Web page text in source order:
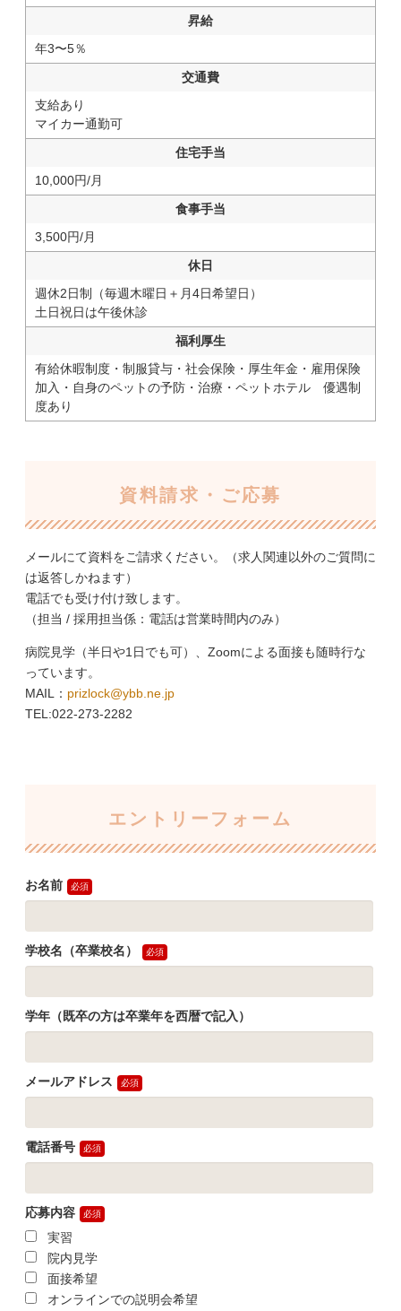
昇給
年3〜5％
交通費
支給あり
マイカー通勤可
住宅手当
10,000円/月
食事手当
3,500円/月
休日
週休2日制（毎週木曜日＋月4日希望日）
土日祝日は午後休診
福利厚生
有給休暇制度・制服貸与・社会保険・厚生年金・雇用保険
加入・自身のペットの予防・治療・ペットホテル 優遇制
度あり
資料請求・ご応募
メールにて資料をご請求ください。（求人関連以外のご質問に
は返答しかねます）
電話でも受け付け致します。
（担当 / 採用担当係：電話は営業時間内のみ）
病院見学（半日や1日でも可）、Zoomによる面接も随時行な
っています。
MAIL： prizlock@ybb.ne.jp
TEL:022-273-2282
エントリーフォーム
お名前
学校名（卒業校名）
学年（既卒の方は卒業年を西暦で記入）
メールアドレス
電話番号
応募内容
実習
院内見学
面接希望
オンラインでの説明会希望